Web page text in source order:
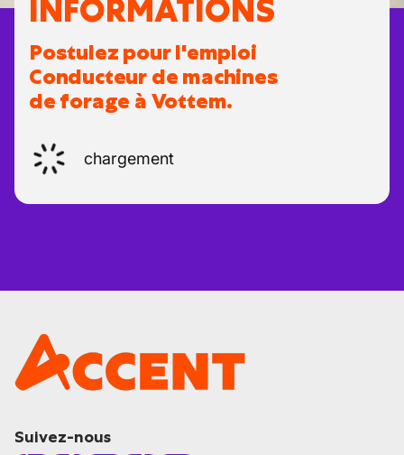
INFORMATIONS
Postulez pour l'emploi
Conducteur de machines
de forage à Vottem.
chargement
Suivez-nous